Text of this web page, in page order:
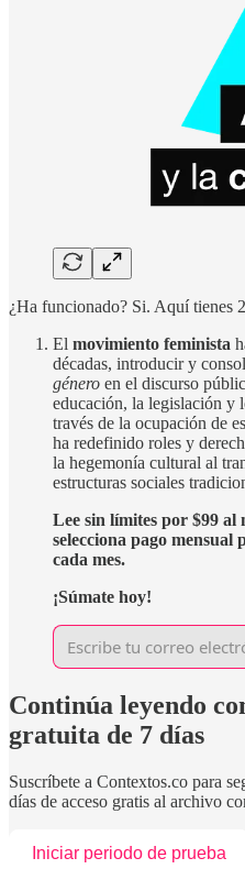
¿Ha funcionado? Si. Aquí tienes
El movimiento feminista
décadas, introducir y
género en el discurso
educación, la legislación y
través de la ocupación de
ha redefinido roles y
la hegemonía cultural al
estructuras sociales
Lee sin límites por $99
selecciona pago mensual
cada mes.
¡Súmate hoy!
Continúa leyendo
gratuita de 7 días
Suscríbete a Contextos.co para
días de acceso gratis al archivo
Iniciar periodo de prueba